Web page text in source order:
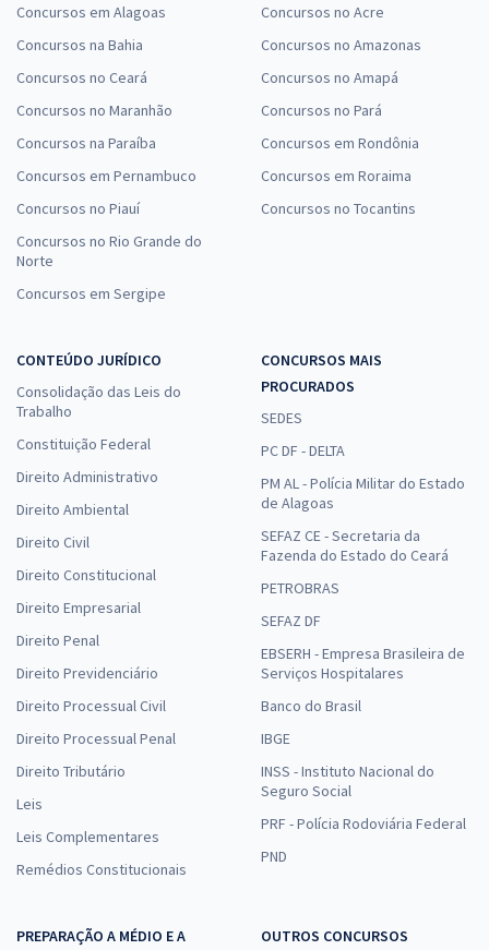
Concursos em Alagoas
Concursos na Bahia
Concursos no Ceará
Concursos no Maranhão
Concursos na Paraíba
Concursos em Pernambuco
Concursos no Piauí
Concursos no Rio Grande do
Norte
Concursos em Sergipe
Concursos no Acre
Concursos no Amazonas
Concursos no Amapá
Concursos no Pará
Concursos em Rondônia
Concursos em Roraima
Concursos no Tocantins
CONTEÚDO JURÍDICO
Consolidação das Leis do
Trabalho
Constituição Federal
Direito Administrativo
Direito Ambiental
Direito Civil
Direito Constitucional
Direito Empresarial
Direito Penal
Direito Previdenciário
Direito Processual Civil
Direito Processual Penal
Direito Tributário
Leis
Leis Complementares
Remédios Constitucionais
CONCURSOS MAIS
PROCURADOS
SEDES
PC DF - DELTA
PM AL - Polícia Militar do Estado
de Alagoas
SEFAZ CE - Secretaria da
Fazenda do Estado do Ceará
PETROBRAS
SEFAZ DF
EBSERH - Empresa Brasileira de
Serviços Hospitalares
Banco do Brasil
IBGE
INSS - Instituto Nacional do
Seguro Social
PRF - Polícia Rodoviária Federal
PND
PREPARAÇÃO A MÉDIO E A
OUTROS CONCURSOS